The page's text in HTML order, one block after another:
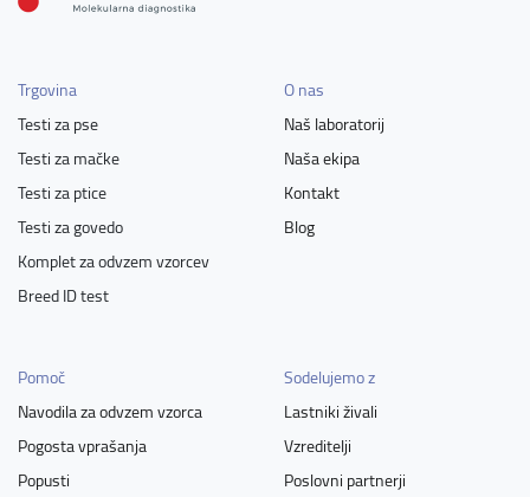
Trgovina
Testi za pse
Testi za mačke
Testi za ptice
Testi za govedo
Komplet za odvzem vzorcev
Breed ID test
O nas
Naš laboratorij
Naša ekipa
Kontakt
Blog
Pomoč
Navodila za odvzem vzorca
Pogosta vprašanja
Popusti
Sodelujemo z
Lastniki živali
Vzreditelji
Poslovni partnerji